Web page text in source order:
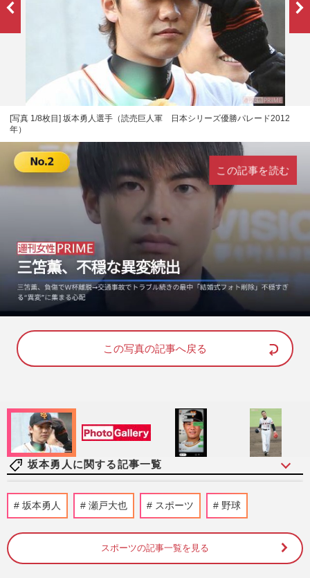
[写真 1/8枚目] 坂本勇人選手（読売巨人軍 日本シリーズ優勝パレード2012
年）
U
n
u
o
d
:
この記事を読む
この写真の記事へ戻る
坂本勇人に関する記事一覧
則本昂大・坂本勇人らベテラン躍動で巨人
勝利も…９人中５人が30代のスタメンが示
2026/6/4
坂本勇人 瀬戸大也 スポーツ 野球
スポーツの記事一覧を見る